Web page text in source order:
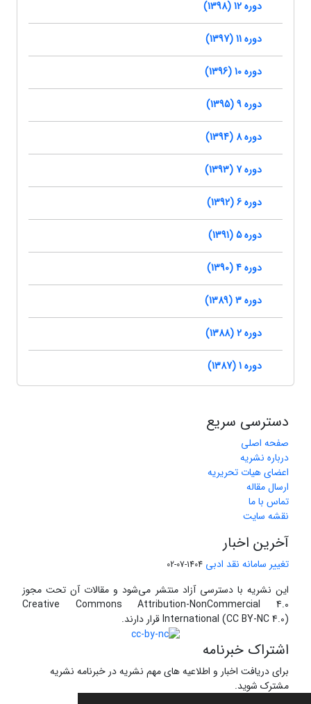
دوره 12 (1398)
دوره 11 (1397)
دوره 10 (1396)
دوره 9 (1395)
دوره 8 (1394)
دوره 7 (1393)
دوره 6 (1392)
دوره 5 (1391)
دوره 4 (1390)
دوره 3 (1389)
دوره 2 (1388)
دوره 1 (1387)
دسترسی سریع
صفحه اصلی
درباره نشریه
اعضای هیات تحریریه
ارسال مقاله
تماس با ما
نقشه سایت
آخرین اخبار
تغییر سامانه نقد ادبی 1404-07-02
این نشریه با دسترسی آزاد منتشر می‌شود و مقالات آن تحت مجوز
Creative Commons Attribution-NonCommercial 4.0
International (CC BY-NC 4.0) قرار دارند.
اشتراک خبرنامه
برای دریافت اخبار و اطلاعیه های مهم نشریه در خبرنامه نشریه
مشترک شوید.